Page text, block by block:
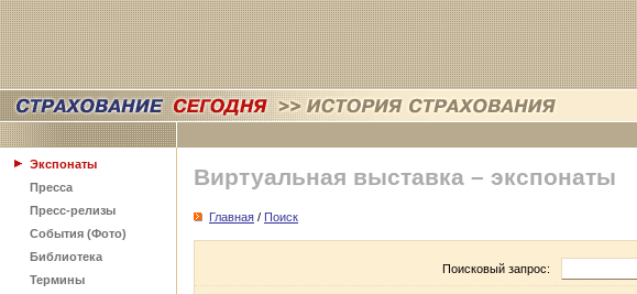
Экспонаты
Пресса
Пресс-релизы
События (Фото)
Библиотека
Термины
Виртуальная выставка – экспонаты
Главная / Поиск
Поисковый запрос: